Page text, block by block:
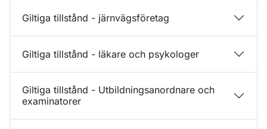
Giltiga tillstånd - järnvägsföretag
Giltiga tillstånd - läkare och psykologer
Giltiga tillstånd - Utbildningsanordnare och
examinatorer